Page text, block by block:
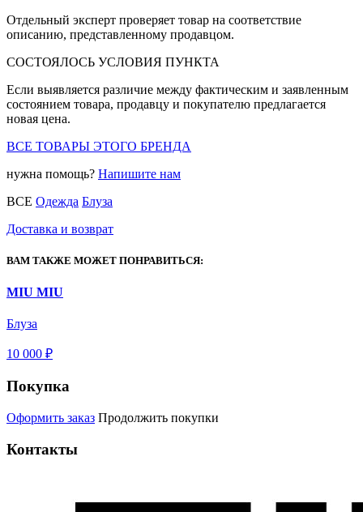
Отдельный эксперт проверяет товар на соответствие
описанию, представленному продавцом.
СОСТОЯЛОСЬ УСЛОВИЯ ПУНКТА
Если выявляется различие между фактическим и заявленным
состоянием товара, продавцу и покупателю предлагается
новая цена.
ВСЕ ТОВАРЫ ЭТОГО БРЕНДА
нужна помощь? Напишите нам
ВСЕ Одежда Блуза
Доставка и возврат
ВАМ ТАКЖЕ МОЖЕТ ПОНРАВИТЬСЯ:
MIU MIU
Блуза
10 000 ₽
Покупка
Оформить заказ Продолжить покупки
Контакты